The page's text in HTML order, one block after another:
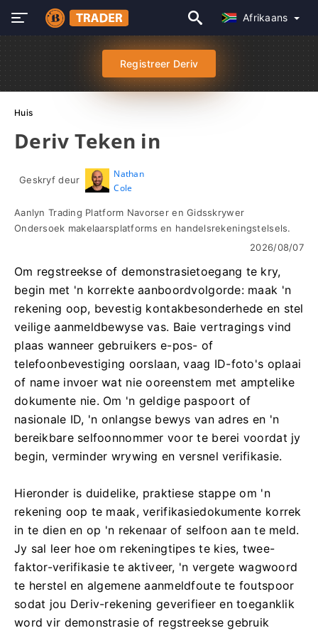
Afrikaans
Registreer Deriv
Huis
Deriv Teken in
Geskryf deur
Nathan
Cole
Aanlyn Trading Platform Navorser en Gidsskrywer
Ondersoek makelaarsplatforms en handelsrekeningstelsels.
2026/08/07
Om regstreekse of demonstrasietoegang te kry,
begin met 'n korrekte aanboordvolgorde: maak 'n
rekening oop, bevestig kontakbesonderhede en stel
veilige aanmeldbewyse vas. Baie vertragings vind
plaas wanneer gebruikers e-pos- of
telefoonbevestiging oorslaan, vaag ID-foto's oplaai
of name invoer wat nie ooreenstem met amptelike
dokumente nie. Om 'n geldige paspoort of
nasionale ID, 'n onlangse bewys van adres en 'n
bereikbare selfoonnommer voor te berei voordat jy
begin, verminder wrywing en versnel verifikasie.
Hieronder is duidelike, praktiese stappe om 'n
rekening oop te maak, verifikasiedokumente korrek
in te dien en op 'n rekenaar of selfoon aan te meld.
Jy sal leer hoe om rekeningtipes te kies, twee-
faktor-verifikasie te aktiveer, 'n vergete wagwoord
te herstel en algemene aanmeldfoute te foutspoor
sodat jou Deriv-rekening geverifieer en toeganklik
word vir demonstrasie of regstreekse gebruik